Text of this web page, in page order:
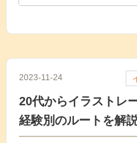
2023-11-24
20代からイラストレ
経験別のルートを解